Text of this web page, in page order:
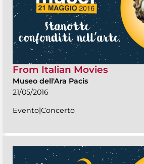
From Italian Movies
Museo dell'Ara Pacis
21/05/2016
Evento|Concerto